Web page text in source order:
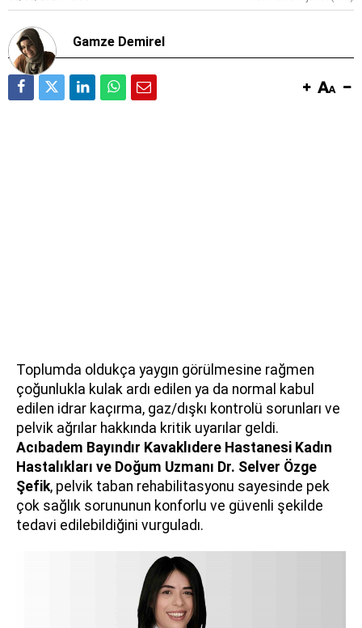
Gamze Demirel
Toplumda oldukça yaygın görülmesine rağmen
çoğunlukla kulak ardı edilen ya da normal kabul
edilen idrar kaçırma, gaz/dışkı kontrolü sorunları ve
pelvik ağrılar hakkında kritik uyarılar geldi.
Acıbadem Bayındır Kavaklıdere Hastanesi Kadın
Hastalıkları ve Doğum Uzmanı Dr. Selver Özge
Şefik, pelvik taban rehabilitasyonu sayesinde pek
çok sağlık sorununun konforlu ve güvenli şekilde
tedavi edilebildiğini vurguladı.